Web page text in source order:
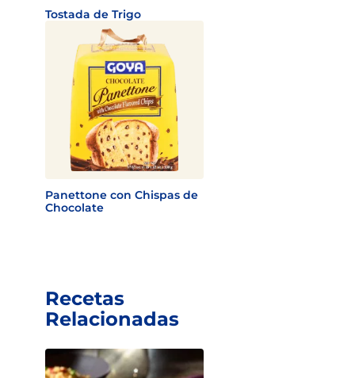
Tostada de Trigo
Panettone con Chispas de
Chocolate
Recetas
Relacionadas